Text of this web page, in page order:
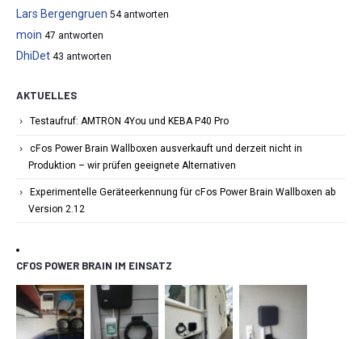
Lars Bergengruen 54 antworten
moin 47 antworten
DhiDet 43 antworten
AKTUELLES
Testaufruf: AMTRON 4You und KEBA P40 Pro
cFos Power Brain Wallboxen ausverkauft und derzeit nicht in
Produktion – wir prüfen geeignete Alternativen
Experimentelle Geräteerkennung für cFos Power Brain Wallboxen ab
Version 2.12
CFOS POWER BRAIN IM EINSATZ